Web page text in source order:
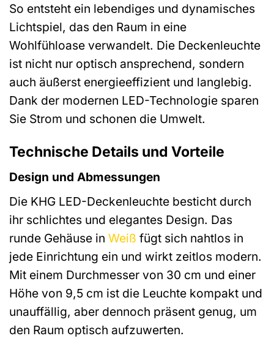
So entsteht ein lebendiges und dynamisches
Lichtspiel, das den Raum in eine
Wohlfühloase verwandelt. Die Deckenleuchte
ist nicht nur optisch ansprechend, sondern
auch äußerst energieeffizient und langlebig.
Dank der modernen LED-Technologie sparen
Sie Strom und schonen die Umwelt.
Technische Details und Vorteile
Design und Abmessungen
Die KHG LED-Deckenleuchte besticht durch
ihr schlichtes und elegantes Design. Das
runde Gehäuse in Weiß fügt sich nahtlos in
jede Einrichtung ein und wirkt zeitlos modern.
Mit einem Durchmesser von 30 cm und einer
Höhe von 9,5 cm ist die Leuchte kompakt und
unauffällig, aber dennoch präsent genug, um
den Raum optisch aufzuwerten.